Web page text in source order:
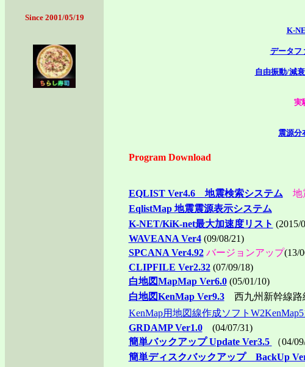
Since 2001/05/19
K-
データフ
自由振動/減
実
震源分
Program Download
EQLIST Ver4.6 地震検索システム 地
EqlistMap 地震震源表示システム
K-NET/KiK-net最大加速度リスト (2015/
WAVEANA Ver4(09/08/21)
SPCANA Ver4.92 バージョンアップ(13/
CLIPFILE Ver2.32(07/09/18)
白地図MapMap Ver6.0(05/01/10)
白地図KenMap Ver9.3西九州新幹線路
KenMap用地図線作成ソフト
GRDAMP Ver1.0(04/07/31)
簡単バックアップ Update Ver3.5
（04/
簡単ディスクバックアップ BackUp